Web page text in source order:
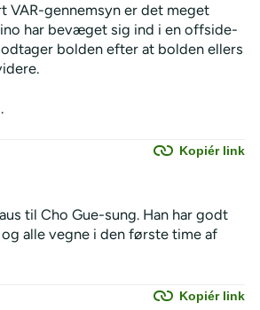
VAR-gennemsyn er det meget
har bevæget sig ind i en offside-
bolden efter at bolden ellers
Kopiér link
til Cho Gue-sung. Han har godt
alle vegne i den første time af
Kopiér link